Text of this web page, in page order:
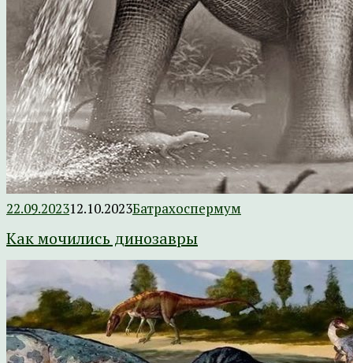
22.09.202312.10.2023Батрахоспермум
Как мочились динозавры